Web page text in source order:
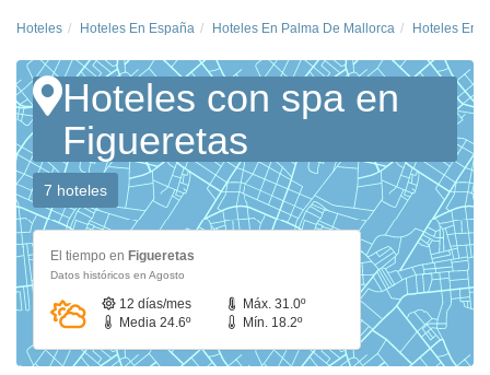
Hoteles Hoteles En España Hoteles En Palma De Mallorca Hoteles En
Hoteles con spa en
Figueretas
7 hoteles
El tiempo en Figueretas
Datos históricos en Agosto
12 días/mes
Máx. 31.0º
Media 24.6º
Mín. 18.2º